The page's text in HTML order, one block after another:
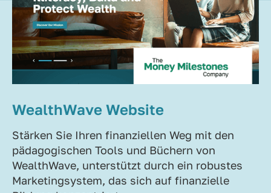
WealthWave Website
Stärken Sie Ihren finanziellen Weg mit den
pädagogischen Tools und Büchern von
WealthWave, unterstützt durch ein robustes
Marketingsystem, das sich auf finanzielle